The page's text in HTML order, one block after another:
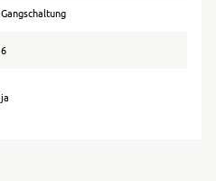
Gangschaltung
6
ja